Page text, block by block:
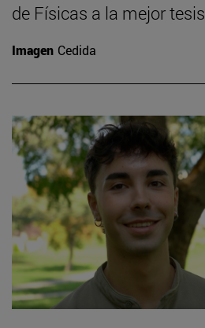
de Físicas a la mejor tesis
Imagen Cedida